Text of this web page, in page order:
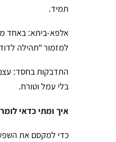
תמיד.
​אלפא-ביתא: באחד
למזמור "תהילה
​התדבקות בחסד:
בלי עמל וטורח.
איך ומתי כדאי
​כדי למקסם את